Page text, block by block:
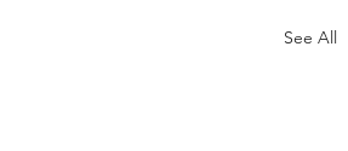
See All